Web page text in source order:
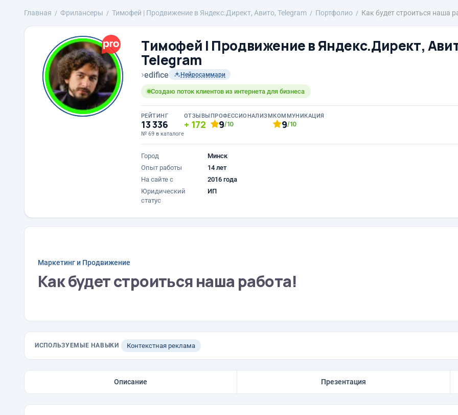
Главная Фрилансеры Тимофей | Продвижение в Яндекс.Директ, Авито, Telegram Портфолио Как будет строиться наша
Тимофей | Продвижение в Яндекс.Директ,
Telegram
›edifice Нейросаммари
Создаю поток клиентов из интернета для бизнеса
РЕЙТИНГ
13 336
№ 69 в каталоге
ОТЗЫВЫ
172
ПРОФЕССИОНАЛИЗМ
9/10
КОММУНИКАЦИЯ
9/10
Город
Минск
Опыт работы
14 лет
На сайте с
2016 года
Юридический
статус
ИП
Маркетинг и Продвижение
Как будет строиться наша работа!
ИСПОЛЬЗУЕМЫЕ НАВЫКИ Контекстная реклама
Описание Презентация